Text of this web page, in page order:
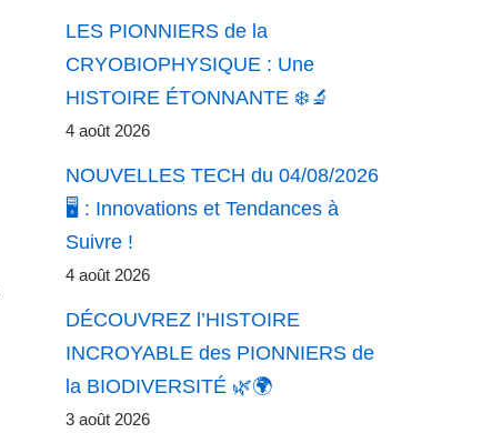
LES PIONNIERS de la
CRYOBIOPHYSIQUE : Une
HISTOIRE ÉTONNANTE ❄️🔬
4 août 2026
NOUVELLES TECH du 04/08/2026
🖥️ : Innovations et Tendances à
Suivre !
4 août 2026
DÉCOUVREZ l’HISTOIRE
INCROYABLE des PIONNIERS de
la BIODIVERSITÉ 🌿🌍
3 août 2026